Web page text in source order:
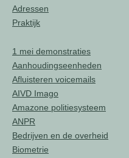
Adressen
Praktijk
1 mei demonstraties
Aanhoudingseenheden
Afluisteren voicemails
AIVD Imago
Amazone politiesysteem
ANPR
Bedrijven en de overheid
Biometrie